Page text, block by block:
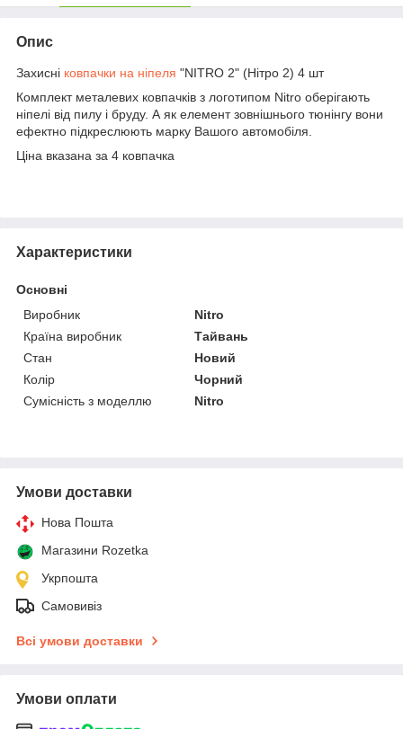
Опис
Захисні ковпачки на ніпеля "NITRO 2" (Нітро 2) 4 шт
Комплект металевих ковпачків з логотипом Nitro оберігають
ніпелі від пилу і бруду. А як елемент зовнішнього тюнінгу вони
ефектно підкреслюють марку Вашого автомобіля.
Ціна вказана за 4 ковпачка
Характеристики
Основні
Виробник
Nitro
Країна виробник
Тайвань
Стан
Новий
Колір
Чорний
Сумісність з моделлю
Nitro
Умови доставки
Нова Пошта
Магазини Rozetka
Укрпошта
Самовивіз
Всі умови доставки
Умови оплати